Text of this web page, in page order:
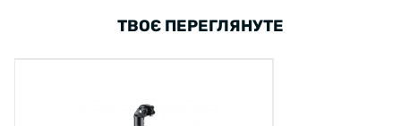
ТВОЄ ПЕРЕГЛЯНУТЕ